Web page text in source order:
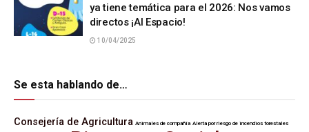
ya tiene temática para el 2026: Nos vamos
directos ¡Al Espacio!
10/04/2025
Se esta hablando de…
Consejería de Agricultura Animales de compañía Alerta por riesgo de incendios forestales